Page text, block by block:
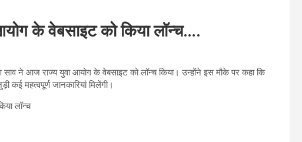
के वेबसाइट को किया लॉन्च….
ने आज राज्य युवा आयोग के वेबसाइट को लॉन्च किया। उन्होंने इस मौके पर कहा कि
कई महत्वपूर्ण जानकारियां मिलेंगी।